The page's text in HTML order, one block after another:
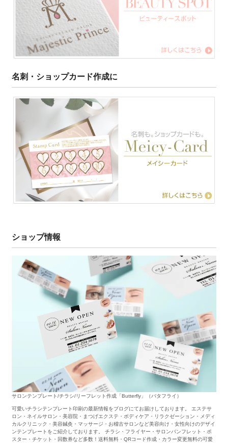
名刺・ショップカード作成に
ショップ情報
サロンテンプレート/チラシ/リーフレット作成「Butterfly」（バタフライ）
可愛いチラシテンプレート印刷の最新情報をブログにてお届けしております。 エステサ
ロン・ネイルサロン・美容院・まつげエクステ・ボディケア・リラクゼーション・メディ
カルクリニック・美容鍼灸・マッサージ・お稽古サロンなど美容向け・女性向けのデザイ
ンテンプレートをご紹介しております。 チラシ・フライヤー・サロンパンフレット・ポ
スター・チケット・回数券など多数！送料無料・QRコード作成・カラー変更無料の可愛